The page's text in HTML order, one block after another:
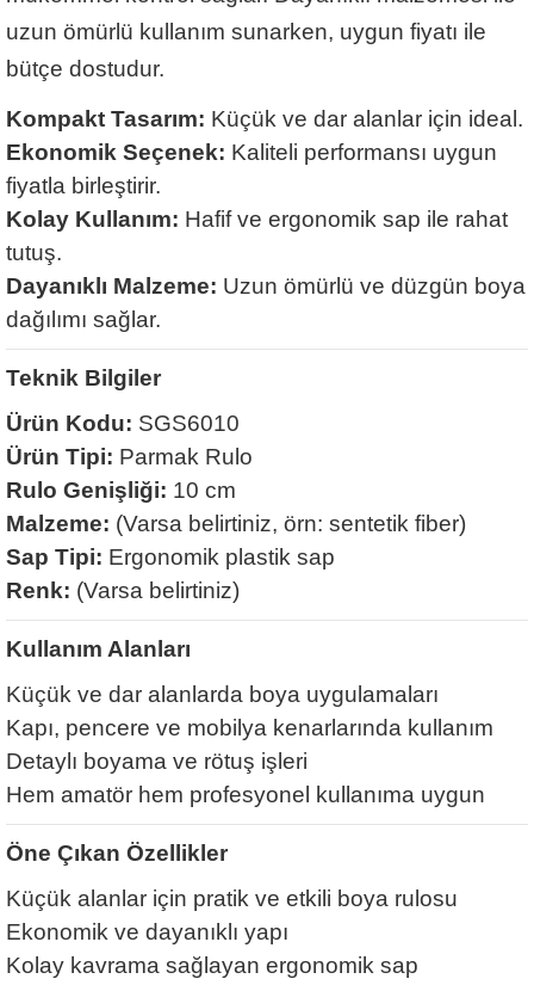
uzun ömürlü kullanım sunarken, uygun fiyatı ile
bütçe dostudur.
Kompakt Tasarım: Küçük ve dar alanlar için ideal.
Ekonomik Seçenek: Kaliteli performansı uygun
fiyatla birleştirir.
Kolay Kullanım: Hafif ve ergonomik sap ile rahat
tutuş.
Dayanıklı Malzeme: Uzun ömürlü ve düzgün boya
dağılımı sağlar.
Teknik Bilgiler
Ürün Kodu: SGS6010
Ürün Tipi: Parmak Rulo
Rulo Genişliği: 10 cm
Malzeme: (Varsa belirtiniz, örn: sentetik fiber)
Sap Tipi: Ergonomik plastik sap
Renk: (Varsa belirtiniz)
Kullanım Alanları
Küçük ve dar alanlarda boya uygulamaları
Kapı, pencere ve mobilya kenarlarında kullanım
Detaylı boyama ve rötuş işleri
Hem amatör hem profesyonel kullanıma uygun
Öne Çıkan Özellikler
Küçük alanlar için pratik ve etkili boya rulosu
Ekonomik ve dayanıklı yapı
Kolay kavrama sağlayan ergonomik sap